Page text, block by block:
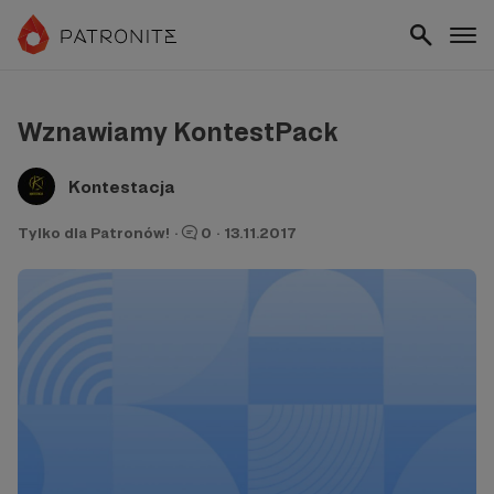
Wznawiamy KontestPack
Kontestacja
Tylko dla Patronów! · 0 · 13.11.2017